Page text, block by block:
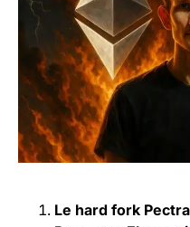
Le hard fork